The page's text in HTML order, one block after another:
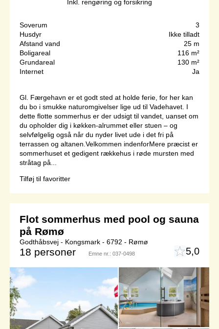
Inkl. rengøring og forsikring
Soverum
3
Husdyr
Ikke tilladt
Afstand vand
25 m
Boligareal
116 m²
Grundareal
130 m²
Internet
Ja
Gl. Færgehavn er et godt sted at holde ferie, for her kan
du bo i smukke naturomgivelser lige ud til Vadehavet. I
dette flotte sommerhus er der udsigt til vandet, uanset om
du opholder dig i køkken-alrummet eller stuen – og
selvfølgelig også når du nyder livet ude i det fri på
terrassen og altanen.Velkommen indenforMere præcist er
sommerhuset et gedigent rækkehus i røde mursten med
stråtag på...
Tilføj til favoritter
Flot sommerhus med pool og sauna
på Rømø
Godthåbsvej - Kongsmark - 6792 - Rømø
18 personer Emne nr.: 037-0498 5,0